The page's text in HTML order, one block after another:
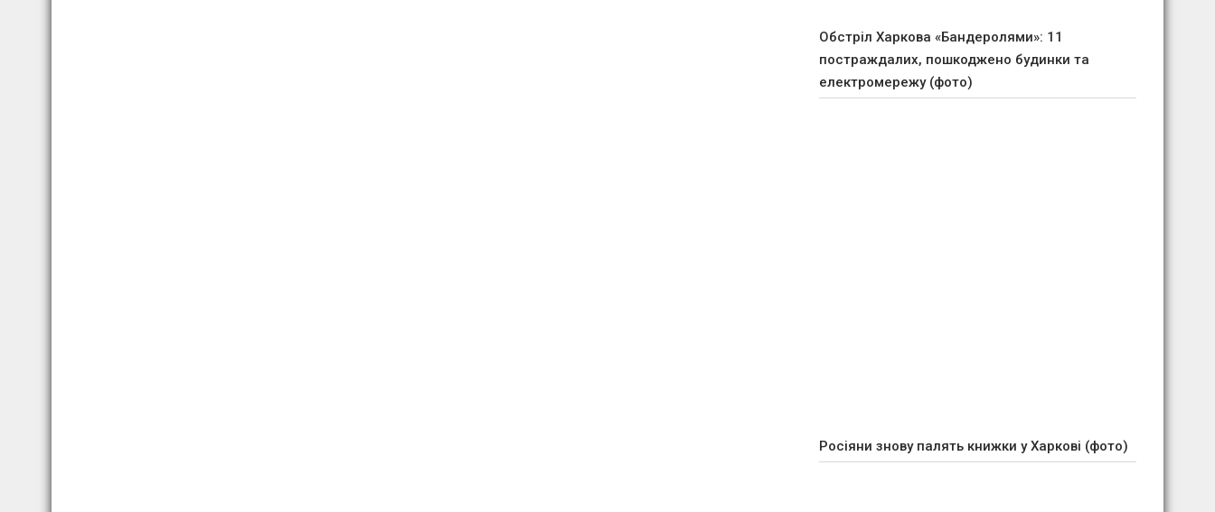
Обстріл Харкова «Бандеролями»: 11
постраждалих, пошкоджено будинки та
електромережу (фото)
Росіяни знову палять книжки у Харкові (фото)